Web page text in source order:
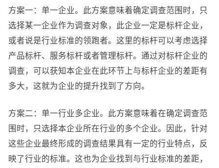
方案一：单一企业。此方案意味着确定调查范围时，只
选择某一企业作为调查对象，此企业一定是标杆企业，
或者说是行业标准的领跑者。这里的标杆可以考虑选择
产品标杆、服务标杆或者管理标杆。通过对标杆企业的
调查，可以获知本企业在此环节上与标杆企业的差距有
多大，这就为企业的提升找到了方向。
方案二：单一行业多企业。此方案意味着在确定调查范
围时，只选择本企业所在行业的多个企业。因此，针对
这些企业最终形成的调查结果具有一定的行业特点，反
映了行业的标准。这也为企业找到与行业标准的差距，